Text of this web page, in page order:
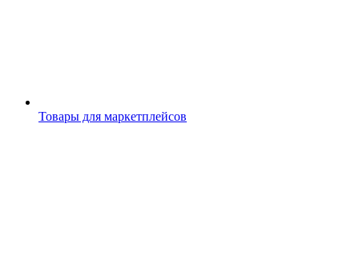
Товары для маркетплейсов